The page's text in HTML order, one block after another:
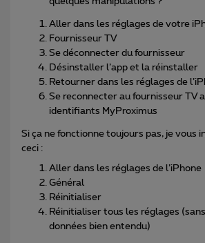
Aller dans les réglages de votre
Fournisseur TV
Se déconnecter du fournisseur
Désinstaller l’app et la réinstaller
Retourner dans les réglages de
Se reconnecter au fournisseur TV
identifiants MyProximus
Si ça ne fonctionne toujours pas, je vous
ceci :
Aller dans les réglages de l’iPhone
Général
Réinitialiser
Réinitialiser tous les réglages
données bien entendu)